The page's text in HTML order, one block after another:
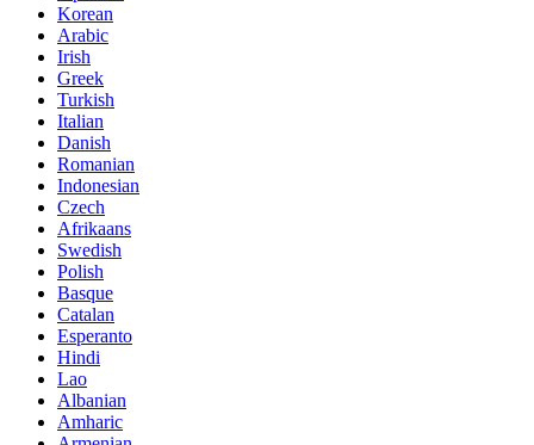
Korean
Arabic
Irish
Greek
Turkish
Italian
Danish
Romanian
Indonesian
Czech
Afrikaans
Swedish
Polish
Basque
Catalan
Esperanto
Hindi
Lao
Albanian
Amharic